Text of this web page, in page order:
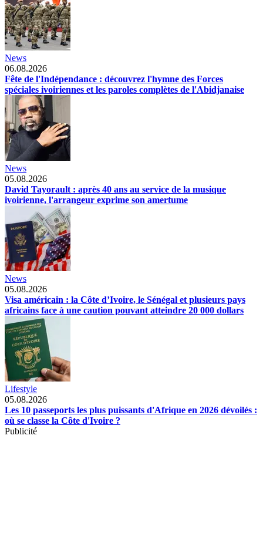
News
06.08.2026
Fête de l'Indépendance : découvrez l'hymne des Forces
spéciales ivoiriennes et les paroles complètes de l'Abidjanaise
News
05.08.2026
David Tayorault : après 40 ans au service de la musique
ivoirienne, l'arrangeur exprime son amertume
News
05.08.2026
Visa américain : la Côte d’Ivoire, le Sénégal et plusieurs pays
africains face à une caution pouvant atteindre 20 000 dollars
Lifestyle
05.08.2026
Les 10 passeports les plus puissants d'Afrique en 2026 dévoilés :
où se classe la Côte d'Ivoire ?
Publicité